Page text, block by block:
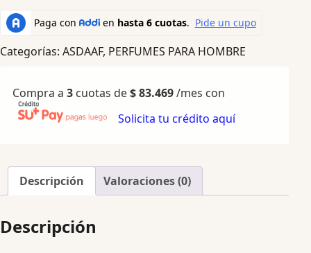
Categorías: ASDAAF, PERFUMES PARA HOMBRE
Compra a 3 cuotas de$83.469/mes con
Solicita tu crédito aquí
Descripción Valoraciones (0)
Descripción